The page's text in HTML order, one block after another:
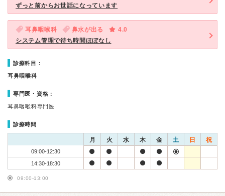
ずっと前からお世話になっています
耳鼻咽喉科 鼻水が出る
4.0
システム管理で待ち時間ほぼなし
診療科目：
耳鼻咽喉科
専門医・資格：
耳鼻咽喉科専門医
診療時間
月 火 水 木 金 土 日 祝
09:00-12:30
14:30-18:30
09:00-13:00